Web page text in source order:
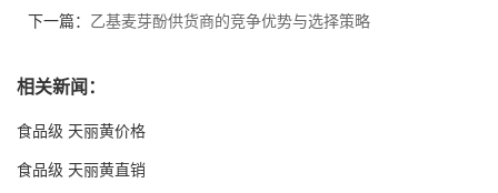
下一篇： 乙基麦芽酚供货商的竞争优势与选择策略
相关新闻：
食品级 天丽黄价格
食品级 天丽黄直销